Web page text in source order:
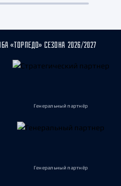
«ТОРПЕДО» СЕЗОНА 2026/2027
Генеральный партнёр
Генеральный партнёр